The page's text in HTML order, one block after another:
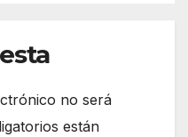
no será
están